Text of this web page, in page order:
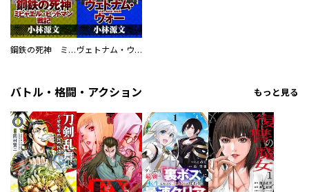
鋼鉄の死神 ミヒャエル・ビットマン戦記 ヴェトナム・ウォー VIETNAM WAR
バトル・格闘・アクション もっと見る